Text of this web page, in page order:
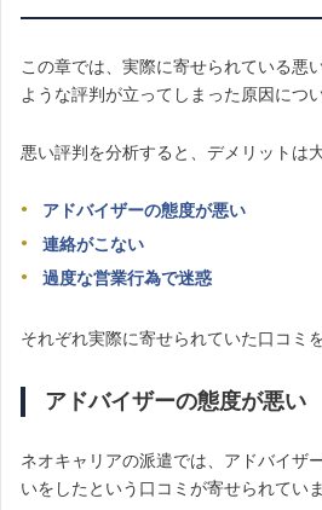
この章では、実際に寄せられている悪
ような評判が立ってしまった原因につ
悪い評判を分析すると、デメリットは
アドバイザーの態度が悪い
連絡がこない
過度な営業行為で迷惑
それぞれ実際に寄せられていた口コミ
アドバイザーの態度が悪い
ネオキャリアの派遣では、アドバイザ
いをしたという口コミが寄せられていま